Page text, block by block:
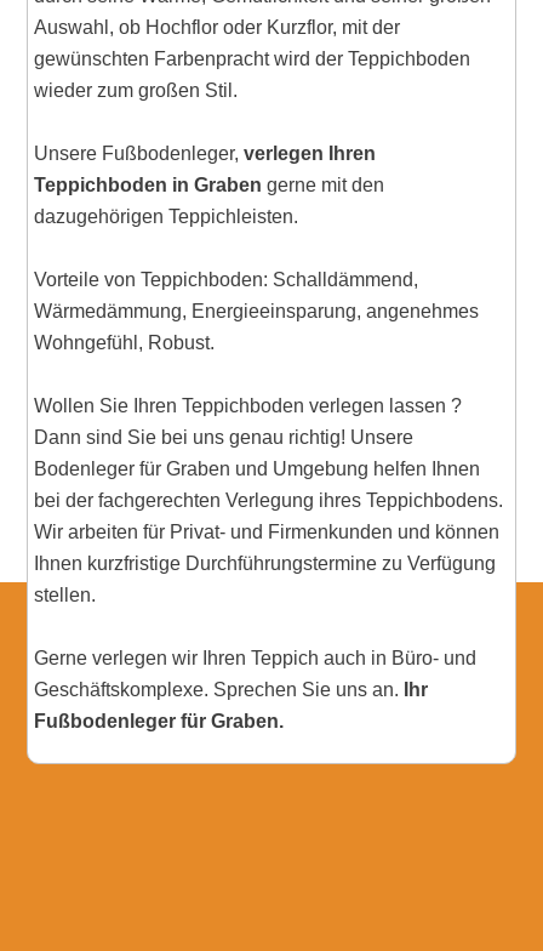
Auswahl, ob Hochflor oder Kurzflor, mit der
gewünschten Farbenpracht wird der Teppichboden
wieder zum großen Stil.
Unsere Fußbodenleger,verlegen Ihren
Teppichboden in Graben gerne mit den
dazugehörigen Teppichleisten.
Vorteile von Teppichboden: Schalldämmend,
Wärmedämmung, Energieeinsparung, angenehmes
Wohngefühl, Robust.
Wollen Sie Ihren Teppichboden verlegen lassen ?
Dann sind Sie bei uns genau richtig! Unsere
Bodenleger für Graben und Umgebung helfen Ihnen
bei der fachgerechten Verlegung ihres Teppichbodens.
Wir arbeiten für Privat- und Firmenkunden und können
Ihnen kurzfristige Durchführungstermine zu Verfügung
stellen.
Gerne verlegen wir Ihren Teppich auch in Büro- und
Geschäftskomplexe. Sprechen Sie uns an.
Ihr
Fußbodenleger für Graben.